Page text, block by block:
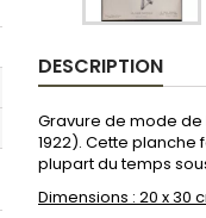
DESCRIPTION
Gravure de mode de
1922). Cette
plupart du temps
Dimensions : 20 x 30